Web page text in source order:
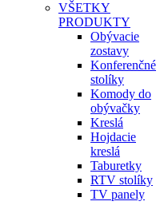
VŠETKY
PRODUKTY
Obývacie
zostavy
Konferenčné
stolíky
Komody do
obývačky
Kreslá
Hojdacie
kreslá
Taburetky
RTV stolíky
TV panely